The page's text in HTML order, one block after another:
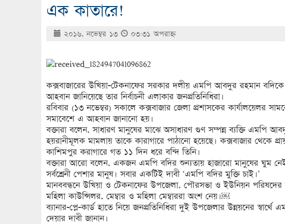
এক কাতারে!
২০১৬, নভেম্বর ১৩ ০৩:৩১ অপরাহ্ণ
কক্সবাজারের উখিয়া-টেকনাফের সরকার দলীয় এমপি আবদুর রহমান বদিকে
আহবান জানিয়েছে তার নির্বাচনী এলাকার জনপ্রতিনিধিরা।
রবিবার (১৩ নভেম্বর) সকালে কক্সবাজার জেলা প্রশাসকের কার্যালয়েলর
সমাবেশে এ আহবান জানানো হয়।
বক্তারা বলেন, সাধারণ মানুষের মাঝে অসাধারণ গুণ সম্পন্ন ব্যক্তি এমপি
হয়রানীমূলক মামলায় তাকে কারাগারে পাঠানো হয়েছে। কক্সবাজার থেকে
কাশিমপুর করাগারে গত ১১ দিন ধরে বন্দি তিনি।
বক্তারা আরো বলেন, একজন এমপি বদির শুন্যতায় হাজারো মানুষের ঘুম
সর্বশ্রেনী পেশার মানুষ। সবার একটিই দাবী ‘এমপি বদির মুক্তি চাই।’
মানববন্ধনে উখিয়া ও টেকনাফের উপজেলা, পৌরসভা ও ইউনিয়ন পরিষদের
মহিলা কাউন্সিলর, মেম্বার ও মহিলা মেম্বাররা অংশ নেয়।￼
ব্যানার-প্লে-কার্ড হাতে নিয়ে জনপ্রতিনিধিরা দুই উপজেলার উন্নয়নের স্বার্থে
দেয়ার দাবী জানান।